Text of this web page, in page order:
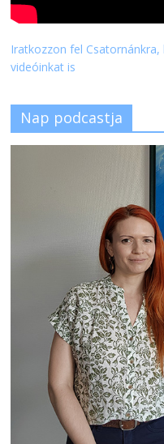
Iratkozzon fel
videóinkat is
Nap podcastja